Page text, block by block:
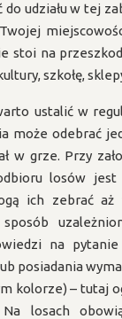
do udziału w tej
stoi na
szkołę,
ustalić w
może odebrać
w grze. Przy
losów jest
ich zebrać aż
na
posiadania
kolorze) – tutaj
Na losach